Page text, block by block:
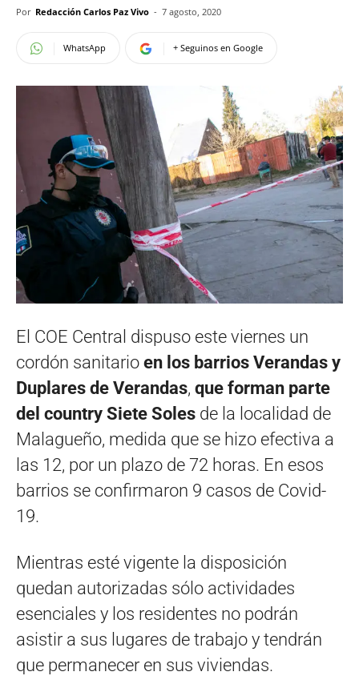
Por Redacción Carlos Paz Vivo - 7 agosto, 2020
WhatsApp + Seguinos en Google
El COE Central dispuso este viernes un
cordón sanitario en los barrios Verandas y
Duplares de Verandas, que forman parte
del country Siete Soles de la localidad de
Malagueño, medida que se hizo efectiva a
las 12, por un plazo de 72 horas. En esos
barrios se confirmaron 9 casos de Covid-
19.
Mientras esté vigente la disposición
quedan autorizadas sólo actividades
esenciales y los residentes no podrán
asistir a sus lugares de trabajo y tendrán
que permanecer en sus viviendas.